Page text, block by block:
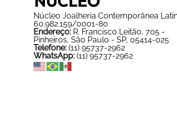
Núcleo Joalheria Contemporânea
60.982.159/0001-80
Endereço: R. Francisco Leitão, 705 -
Pinheiros, São Paulo - SP, 05414-025
Telefone:(11) 95737-2962
WhatsApp:(11) 95737-2962